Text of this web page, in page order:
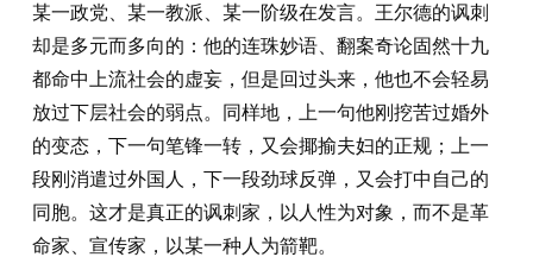
某一政党、某一教派、某一阶级在发言。王尔德的讽刺
却是多元而多向的：他的连珠妙语、翻案奇论固然十九
都命中上流社会的虚妄，但是回过头来，他也不会轻易
放过下层社会的弱点。同样地，上一句他刚挖苦过婚外
的变态，下一句笔锋一转，又会揶揄夫妇的正规；上一
段刚消遣过外国人，下一段劲球反弹，又会打中自己的
同胞。这才是真正的讽刺家，以人性为对象，而不是革
命家、宣传家，以某一种人为箭靶。